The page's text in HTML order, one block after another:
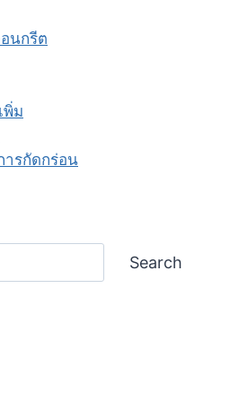
นกรีต
พิ่ม
ารกัดกร่อน
Search